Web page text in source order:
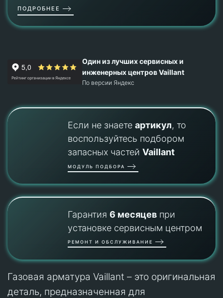
ПОДРОБНЕЕ
Один из лучших сервисных и
инженерных центров Vaillant
По версии Яндекс
Если не знаете артикул, то
воспользуйтесь подбором
запасных частей Vaillant
МОДУЛЬ ПОДБОРА
Гарантия 6 месяцевпри
установке сервисным центром
РЕМОНТ И ОБСЛУЖИВАНИЕ
Газовая арматура Vaillant – это оригинальная
деталь, предназначенная для